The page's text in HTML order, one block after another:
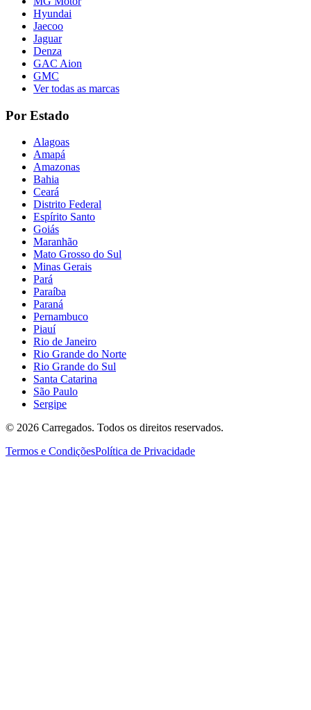
Hyundai
Jaecoo
Jaguar
Denza
GAC Aion
GMC
Ver todas as marcas
Por Estado
Alagoas
Amapá
Amazonas
Bahia
Ceará
Distrito Federal
Espírito Santo
Goiás
Maranhão
Mato Grosso do Sul
Minas Gerais
Pará
Paraíba
Paraná
Pernambuco
Piauí
Rio de Janeiro
Rio Grande do Norte
Rio Grande do Sul
Santa Catarina
São Paulo
Sergipe
© 2026 Carregados. Todos os direitos reservados.
Termos e CondiçõesPolítica de Privacidade